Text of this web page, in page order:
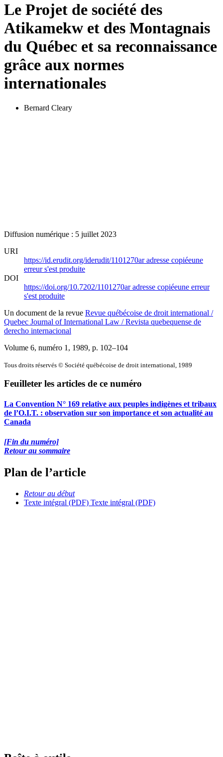
Le Projet de société des
Atikamekw et des Montagnais
du Québec et sa reconnaissance
grâce aux normes
internationales
Bernard Cleary
Diffusion numérique : 5 juillet 2023
URI
https://id.erudit.org/iderudit/1101270aradresse copiéeune
erreur s'est produite
DOI
https://doi.org/10.7202/1101270aradresse copiéeune erreur
s'est produite
Un document de la revue Revue québécoise de droit international /
Quebec Journal of International Law / Revista quebequense de
derecho internacional
Volume 6, numéro 1, 1989, p. 102–104
Tous droits réservés © Société québécoise de droit international, 1989
Feuilleter les articles de ce numéro
La Convention N° 169 relative aux peuples indigènes et tribaux
de l’O.I.T. : observation sur son importance et son actualité au
Canada
[Fin du numéro]
Retour au sommaire
Plan de l’article
Retour au début
Texte intégral (PDF) Texte intégral (PDF)